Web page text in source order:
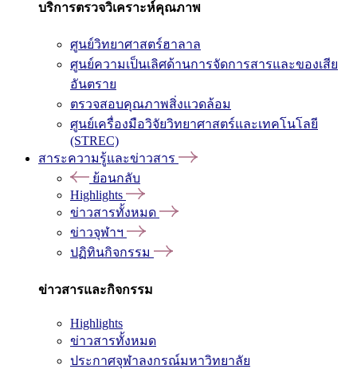
บริการตรวจวิเคราะห์คุณภาพ
ศูนย์วิทยาศาสตร์ฮาลาล
ศูนย์ความเป็นเลิศด้านการจัดการสารและของเสีย
อันตราย
ตรวจสอบคุณภาพสิ่งแวดล้อม
ศูนย์เครื่องมือวิจัยวิทยาศาสตร์และเทคโนโลยี
(STREC)
สาระความรู้และข่าวสาร
ย้อนกลับ
Highlights
ข่าวสารทั้งหมด
ข่าวจุฬาฯ
ปฏิทินกิจกรรม
ข่าวสารและกิจกรรม
Highlights
ข่าวสารทั้งหมด
ประกาศจุฬาลงกรณ์มหาวิทยาลัย